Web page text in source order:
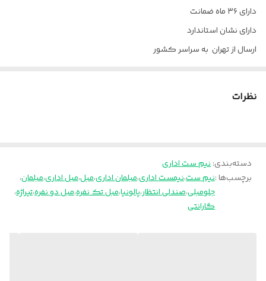
دارای ۳۶ ماه ضمانت
دارای نشان استاندارد
ارسال از تهران به سراسر کشور
نظرات
دسته‌بندی:نیم ست اداری
برچسب‌ها :نیم ست،نیمست اداری،مبلمان اداری،مبل،مبل اداری،مبلمان،
جلومبلی،صندلی انتظار،پالونیا،مبل تک نفره،مبل دو نفره،تیراژه،
گارانتی